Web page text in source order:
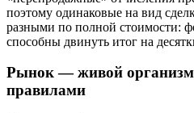
поэтому одинаковые на вид
разными по полной стоимости:
способны двинуть итог на
Рынок — живой
правилами